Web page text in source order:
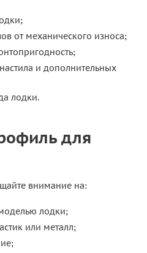
от механического износа;
и дополнительных
лодки.
для
внимание на:
лодки;
или металл;